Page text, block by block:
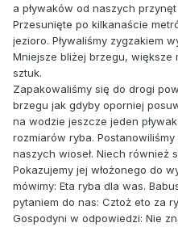
a pływaków od naszych
Przesunięte po kilkanaście
jezioro. Pływaliśmy zygzakiem
Mniejsze bliżej brzegu, większe
sztuk.
Zapakowaliśmy się do drogi
brzegu jak gdyby oporniej
na wodzie jeszcze jeden
rozmiarów ryba.
naszych wioseł. Niech również
Pokazujemy jej włożonego do
mówimy: Eta ryba dla was.
pytaniem do nas: Cztoż eto za
Gospodyni w odpowiedzi: Nie